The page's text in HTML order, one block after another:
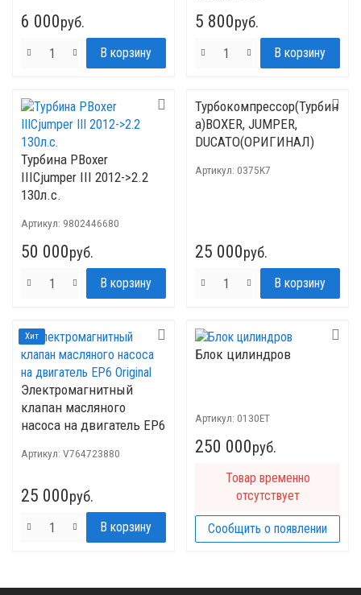
6 000руб. 5 800руб.
Турбина PBoxer
IIICjumper III 2012->2.2
130л.с.
Артикул: 9802446680
50 000руб.
Турбокомпрессор(Турбин
а)BOXER, JUMPER,
DUCATO(ОРИГИНАЛ)
Артикул: 0375K7
25 000руб.
Хит
Электромагнитный
клапан масляного
насоса на двигатель EP6
Артикул: V764723880
25 000руб.
Блок цилиндров
Артикул: 0130ET
250 000руб.
Товар временно
отсутствует
Сообщить о появлении